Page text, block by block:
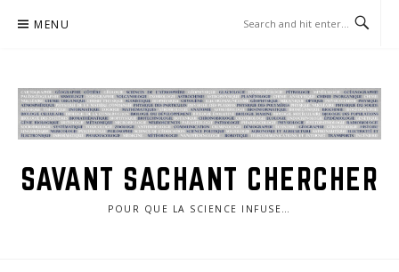
MENU
SAVANT SACHANT CHERCHER
POUR QUE LA SCIENCE INFUSE…